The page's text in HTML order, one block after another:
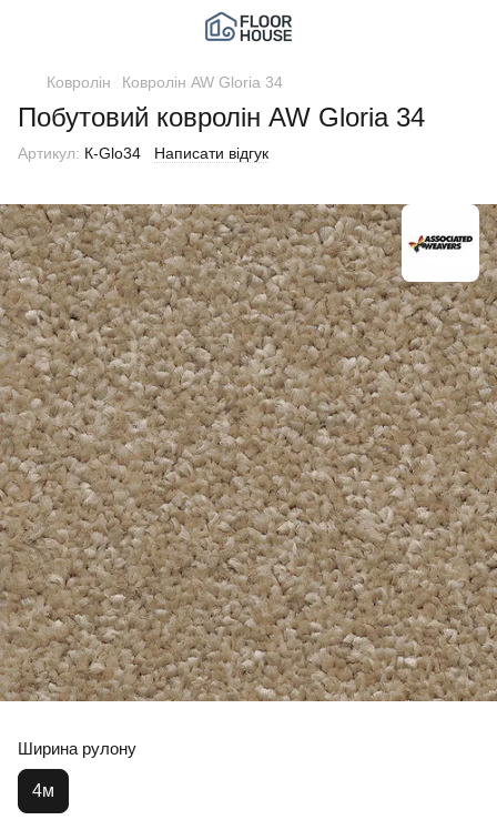
Ковролін Ковролін AW Gloria 34
Побутовий ковролін AW Gloria 34
Артикул: К-Glo34 Написати відгук
Ширина рулону
4м